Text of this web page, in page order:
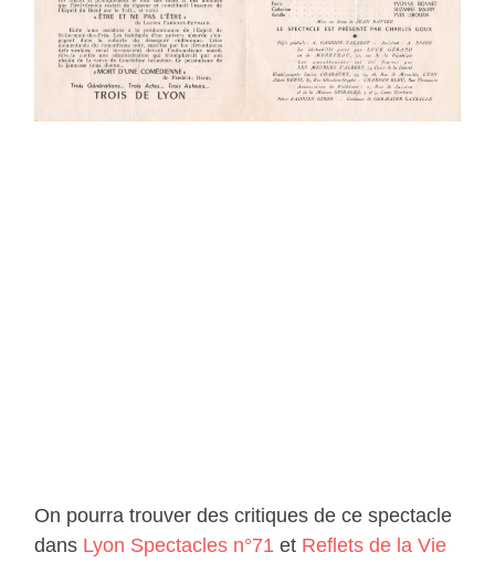
On pourra trouver des critiques de ce spectacle
dans Lyon Spectacles n°71 et Reflets de la Vie